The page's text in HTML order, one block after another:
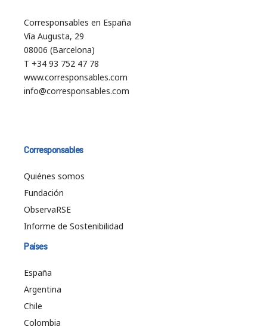
Corresponsables en España
Vía Augusta, 29
08006 (Barcelona)
T +34 93 752 47 78
www.corresponsables.com
info@corresponsables.com
Corresponsables
Quiénes somos
Fundación
ObservaRSE
Informe de Sostenibilidad
Países
España
Argentina
Chile
Colombia